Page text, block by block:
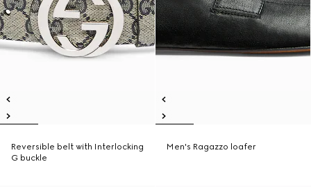
Reversible belt with Interlocking
G buckle
Men's Ragazzo loafer